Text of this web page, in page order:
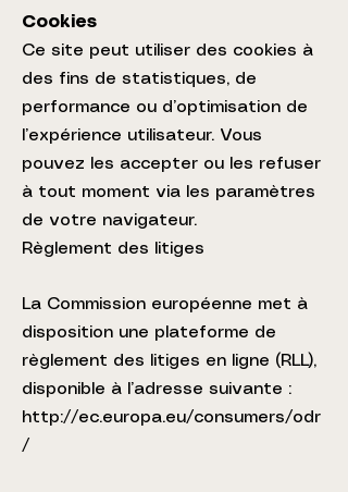
Cookies
Ce site peut utiliser des cookies à
des fins de statistiques, de
performance ou d’optimisation de
l’expérience utilisateur. Vous
pouvez les accepter ou les refuser
à tout moment via les paramètres
de votre navigateur.
Règlement des litiges
La Commission européenne met à
disposition une plateforme de
règlement des litiges en ligne (RLL),
disponible à l’adresse suivante :
http://ec.europa.eu/consumers/odr
/